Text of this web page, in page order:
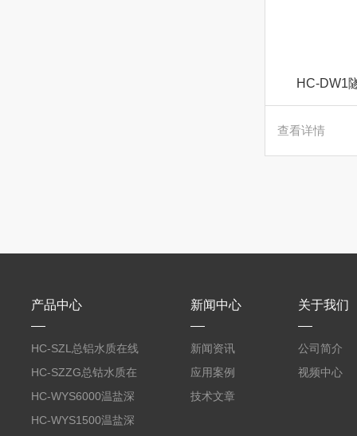
HC-DW1
查看详情
产品中心
HC-SZL总铝水质在线
分析仪
HC-SZZG总钴水质在
线分析仪
HC-WYS6000温盐深
分析仪
HC-WYS1500温盐深
新闻中心
新闻资讯
应用案例
技术文章
关于我们
公司简介
视频中心